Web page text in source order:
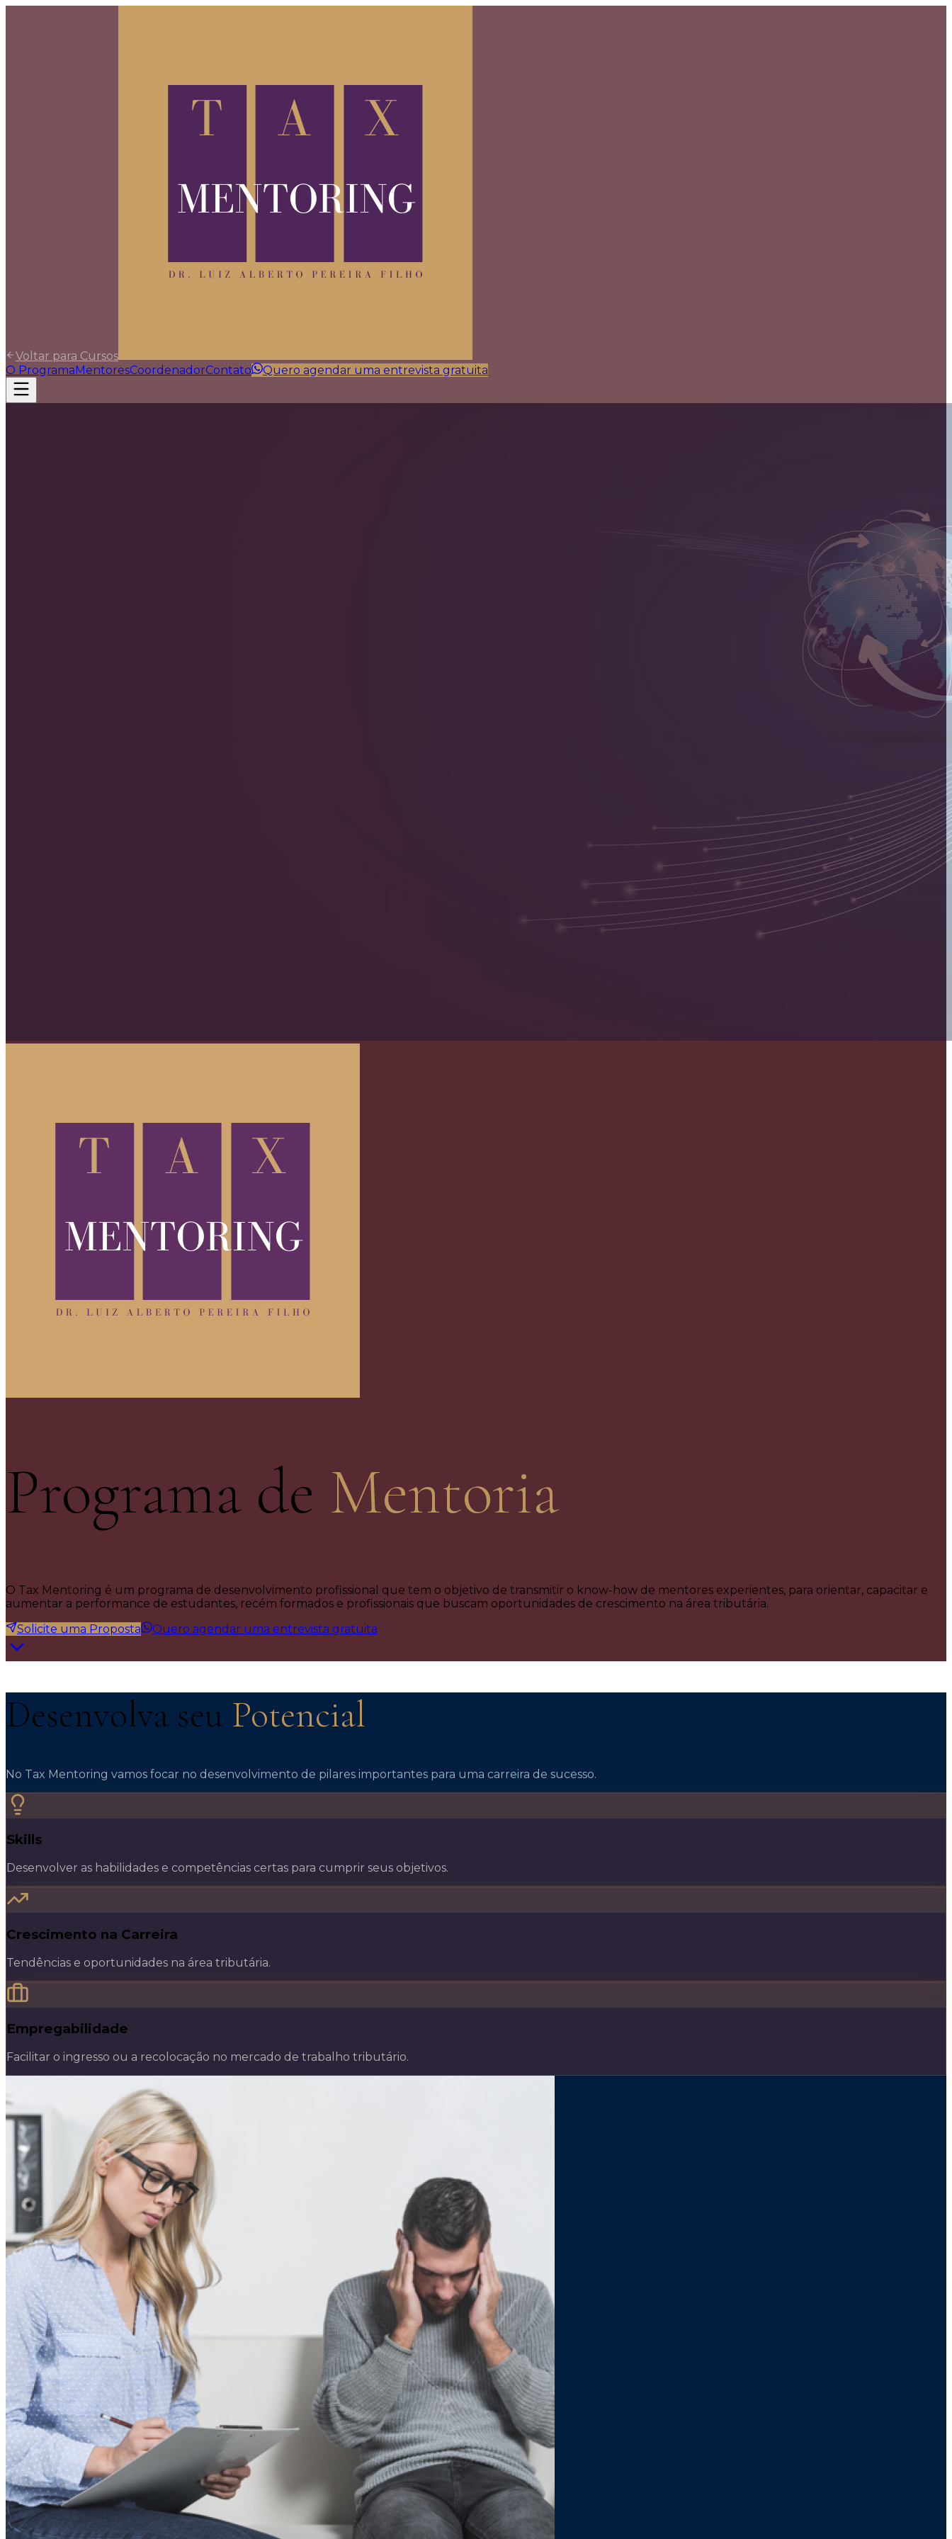
Voltar para Cursos
O ProgramaMentoresCoordenadorContato Quero agendar uma entrevista gratuita
Programa de Mentoria
O Tax Mentoring é um programa de desenvolvimento profissional que tem o objetivo de transmitir o know-how de mentores experientes, para orientar, capacitar e
aumentar a performance de estudantes, recém formados e profissionais que buscam oportunidades de crescimento na área tributária.
Solicite uma Proposta
Quero agendar uma entrevista gratuita
Desenvolva seu Potencial
No Tax Mentoring vamos focar no desenvolvimento de pilares importantes para uma carreira de sucesso.
Skills
Desenvolver as habilidades e competências certas para cumprir seus objetivos.
Crescimento na Carreira
Tendências e oportunidades na área tributária.
Empregabilidade
Facilitar o ingresso ou a recolocação no mercado de trabalho tributário.